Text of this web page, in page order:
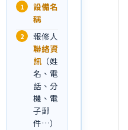
1
設備名
稱
2
報修人
聯絡資
訊（姓
名、電
話、分
機、電
子郵
件…）